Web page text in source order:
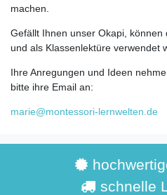
machen.
Gefällt Ihnen unser Okapi, können
und als Klassenlektüre verwendet
Ihre Anregungen und Ideen
bitte ihre Email an:
marie@montessori-lernwelten.de
schnelle